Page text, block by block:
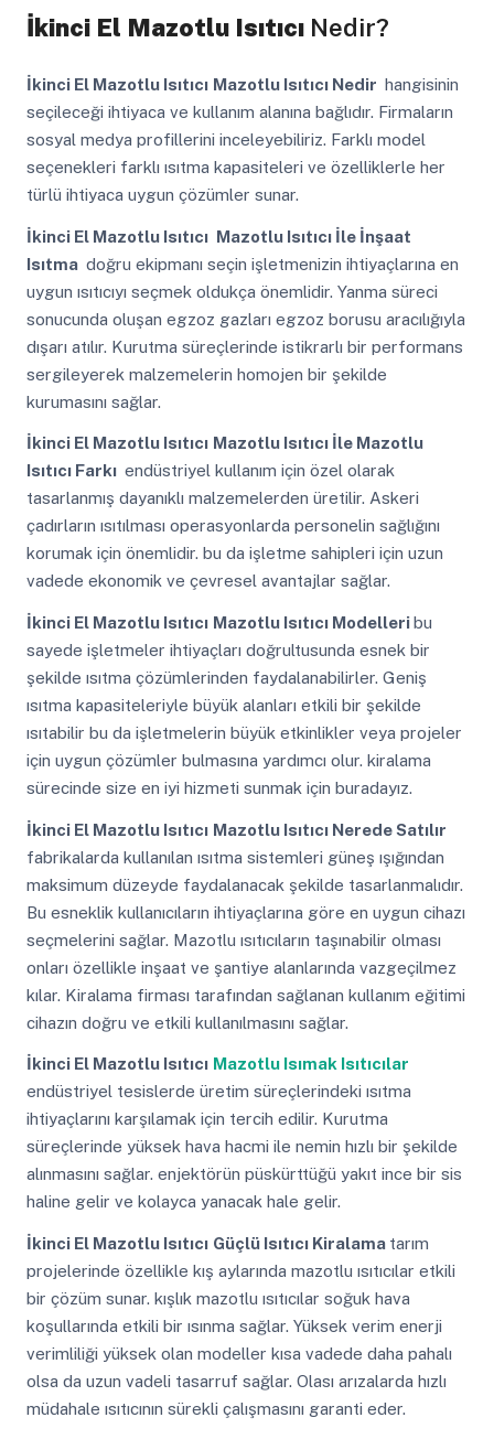
İkinci El Mazotlu IsıtıcıNedir?
İkinci El Mazotlu Isıtıcı Mazotlu Isıtıcı Nedir hangisinin
seçileceği ihtiyaca ve kullanım alanına bağlıdır. Firmaların
sosyal medya profillerini inceleyebiliriz. Farklı model
seçenekleri farklı ısıtma kapasiteleri ve özelliklerle her
türlü ihtiyaca uygun çözümler sunar.
İkinci El Mazotlu Isıtıcı Mazotlu Isıtıcı İle İnşaat
Isıtma doğru ekipmanı seçin işletmenizin ihtiyaçlarına en
uygun ısıtıcıyı seçmek oldukça önemlidir. Yanma süreci
sonucunda oluşan egzoz gazları egzoz borusu aracılığıyla
dışarı atılır. Kurutma süreçlerinde istikrarlı bir performans
sergileyerek malzemelerin homojen bir şekilde
kurumasını sağlar.
İkinci El Mazotlu Isıtıcı Mazotlu Isıtıcı İle Mazotlu
Isıtıcı Farkı endüstriyel kullanım için özel olarak
tasarlanmış dayanıklı malzemelerden üretilir. Askeri
çadırların ısıtılması operasyonlarda personelin sağlığını
korumak için önemlidir. bu da işletme sahipleri için uzun
vadede ekonomik ve çevresel avantajlar sağlar.
İkinci El Mazotlu Isıtıcı Mazotlu Isıtıcı Modelleribu
sayede işletmeler ihtiyaçları doğrultusunda esnek bir
şekilde ısıtma çözümlerinden faydalanabilirler. Geniş
ısıtma kapasiteleriyle büyük alanları etkili bir şekilde
ısıtabilir bu da işletmelerin büyük etkinlikler veya projeler
için uygun çözümler bulmasına yardımcı olur. kiralama
sürecinde size en iyi hizmeti sunmak için buradayız.
İkinci El Mazotlu Isıtıcı Mazotlu Isıtıcı Nerede Satılır
fabrikalarda kullanılan ısıtma sistemleri güneş ışığından
maksimum düzeyde faydalanacak şekilde tasarlanmalıdır.
Bu esneklik kullanıcıların ihtiyaçlarına göre en uygun cihazı
seçmelerini sağlar. Mazotlu ısıtıcıların taşınabilir olması
onları özellikle inşaat ve şantiye alanlarında vazgeçilmez
kılar. Kiralama firması tarafından sağlanan kullanım eğitimi
cihazın doğru ve etkili kullanılmasını sağlar.
İkinci El Mazotlu Isıtıcı Mazotlu Isımak Isıtıcılar
endüstriyel tesislerde üretim süreçlerindeki ısıtma
ihtiyaçlarını karşılamak için tercih edilir. Kurutma
süreçlerinde yüksek hava hacmi ile nemin hızlı bir şekilde
alınmasını sağlar. enjektörün püskürttüğü yakıt ince bir sis
haline gelir ve kolayca yanacak hale gelir.
İkinci El Mazotlu Isıtıcı Güçlü Isıtıcı Kiralama tarım
projelerinde özellikle kış aylarında mazotlu ısıtıcılar etkili
bir çözüm sunar. kışlık mazotlu ısıtıcılar soğuk hava
koşullarında etkili bir ısınma sağlar. Yüksek verim enerji
verimliliği yüksek olan modeller kısa vadede daha pahalı
olsa da uzun vadeli tasarruf sağlar. Olası arızalarda hızlı
müdahale ısıtıcının sürekli çalışmasını garanti eder.